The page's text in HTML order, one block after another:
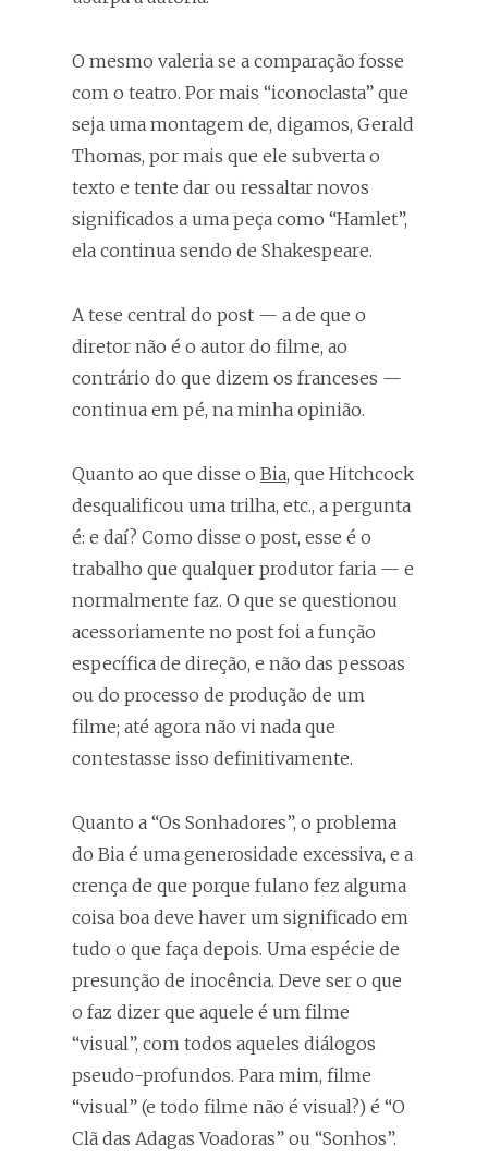
O mesmo valeria se a comparação fosse
com o teatro. Por mais “iconoclasta” que
seja uma montagem de, digamos, Gerald
Thomas, por mais que ele subverta o
texto e tente dar ou ressaltar novos
significados a uma peça como “Hamlet”,
ela continua sendo de Shakespeare.
A tese central do post — a de que o
diretor não é o autor do filme, ao
contrário do que dizem os franceses —
continua em pé, na minha opinião.
Quanto ao que disse o Bia, que Hitchcock
desqualificou uma trilha, etc., a pergunta
é: e daí? Como disse o post, esse é o
trabalho que qualquer produtor faria — e
normalmente faz. O que se questionou
acessoriamente no post foi a função
específica de direção, e não das pessoas
ou do processo de produção de um
filme; até agora não vi nada que
contestasse isso definitivamente.
Quanto a “Os Sonhadores”, o problema
do Bia é uma generosidade excessiva, e a
crença de que porque fulano fez alguma
coisa boa deve haver um significado em
tudo o que faça depois. Uma espécie de
presunção de inocência. Deve ser o que
o faz dizer que aquele é um filme
“visual”, com todos aqueles diálogos
pseudo-profundos. Para mim, filme
“visual” (e todo filme não é visual?) é “O
Clã das Adagas Voadoras” ou “Sonhos”.